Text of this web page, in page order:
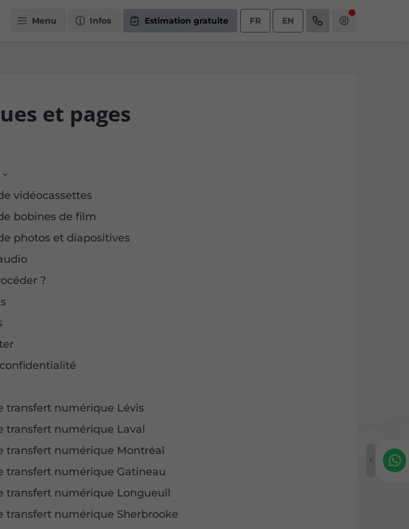
Menu Infos Estimation gratuite FR EN
et pages
vidéocassettes
bobines de film
photos et diapositives
?
transfert numérique Lévis
transfert numérique Laval
transfert numérique Montréal
transfert numérique Gatineau
transfert numérique Longueuil
transfert numérique Sherbrooke